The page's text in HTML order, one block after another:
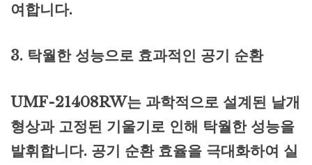
여합니다.
3. 탁월한 성능으로 효과적인 공기 순환
UMF-21408RW는 과학적으로 설계된 날개
형상과 고정된 기울기로 인해 탁월한 성능을
발휘합니다. 공기 순환 효율을 극대화하여 실